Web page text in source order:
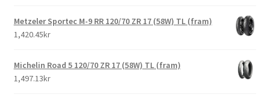
Metzeler Sportec M-9 RR 120/70 ZR 17 (58W) TL (fram)
1,420.45kr
Michelin Road 5 120/70 ZR 17 (58W) TL (fram)
1,497.13kr